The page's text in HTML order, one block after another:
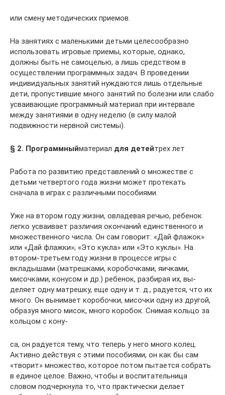
или смену методических приемов.
На занятиях с маленькими детьми целесообразно
использо­вать игровые приемы, которые, однако,
должны быть не само­целью, а лишь средством в
осуществлении программных задач. В проведении
индивидуальных занятий нуждаются лишь от­дельные
дети, пропустившие много занятий по болезни или сла­бо
усваивающие программный материал при интервале
между занятиями в одну неделю (в силу малой
подвижности нервной системы).
§ 2. Программныйматериал для детейтрех лет
Работа по развитию представлений о множестве с
детьми четвертого года жизни может протекать
сначала в играх с раз­личными пособиями.
Уже на втором году жизни, овладевая речью, ребенок
легко усваивает различия окончаний единственного и
множественного числа. Он сам говорит: «Дай флажок»
или «Дай флажки»; «Это кукла» или «Это куклы». На
втором-третьем году жизни в процессе игры с
вкладышами (матрешками, коробочками, яичками,
мисочками, конусом и др.) ребенок, разбирая их, вы­
деляет одну матрешку, еще одну и т. д., радуется, что их
мно­го. Он вынимает коробочки, мисочки одну из другой,
образуя много мисок, много коробок. Снимая кольцо за
кольцом с кону-
са, он радуется тему, что теперь у него много колец.
Активно действуя с этими пособиями, он как бы сам
«творит» множе­ство, которое потом пытается собрать
в единое целое. Важно, чтобы и воспитательница
словом подчеркнула то, что практи­чески делает